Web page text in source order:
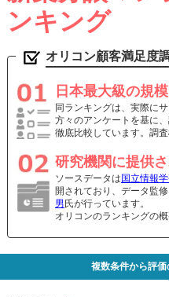
ンキング
オリコン顧客満足度
日本最大級の規
同ランキングは、実際に
方々のアンケートを基に
徹底比較しています。調
研究機関に提供
ソースデータは 国立情報
開されており、データ監
男 氏が行っています。
オリコンのランキングの
複数条件から評